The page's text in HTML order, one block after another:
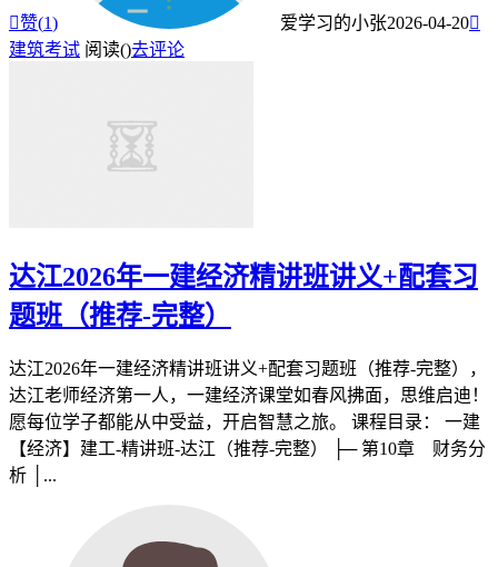
赞(1) 爱学习的小张2026-04-20
建筑考试 阅读()去评论
达江2026年一建经济精讲班讲义+配套习
题班（推荐-完整）
达江2026年一建经济精讲班讲义+配套习题班（推荐-完整），
达江老师经济第一人，一建经济课堂如春风拂面，思维启迪！
愿每位学子都能从中受益，开启智慧之旅。 课程目录： 一建
【经济】建工-精讲班-达江（推荐-完整） ├─ 第10章 财务分
析 │...